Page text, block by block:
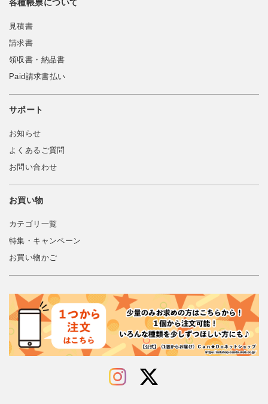
各種帳票について
見積書
請求書
領収書・納品書
Paid請求書払い
サポート
お知らせ
よくあるご質問
お問い合わせ
お買い物
カテゴリ一覧
特集・キャンペーン
お買い物かご